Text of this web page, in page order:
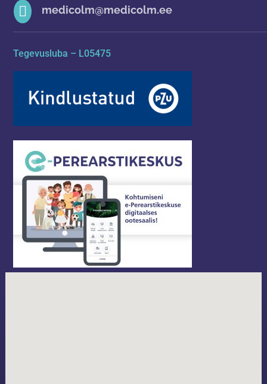
 medicolm@medicolm.ee
Tegevusluba – L05475